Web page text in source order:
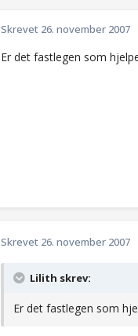
Skrevet 26. november 2007
Er det fastlegen som
Skrevet 26. november 2007
Lilith skrev:
Er det fastlegen som